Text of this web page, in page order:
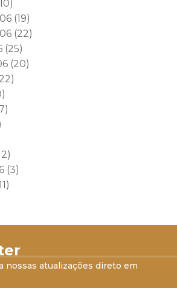
(19)
(22)
(25)
(20)
(3)
nossas atualizações direto em